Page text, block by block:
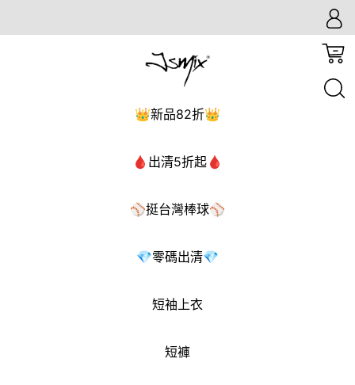
👑新品82折👑
🩸出清5折起🩸
⚾挺台灣棒球⚾
💎零碼出清💎
短袖上衣
短褲
,本週新品上架
【零碼】大尺碼純棉柴犬漢堡T恤(共4色)